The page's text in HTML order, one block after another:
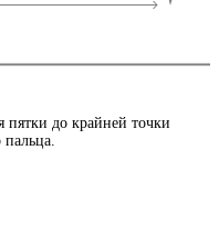
пятки до крайней точки
пальца.